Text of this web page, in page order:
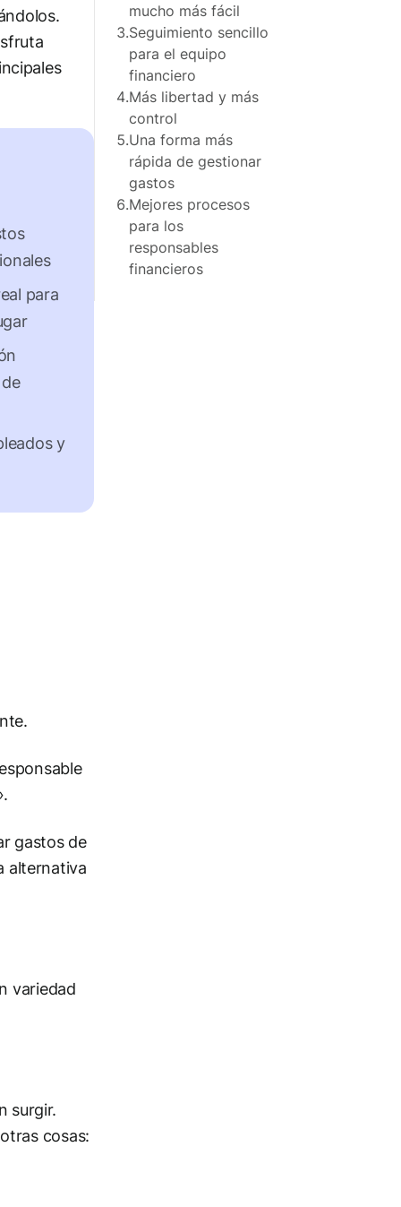
para
y
gastos de
alternativa
variedad
surgir.
cosas:
mucho más fácil
3.Seguimiento sencillo
para el equipo
financiero
4.Más libertad y más
control
5.Una forma más
rápida de gestionar
gastos
6.Mejores procesos
para los
responsables
financieros